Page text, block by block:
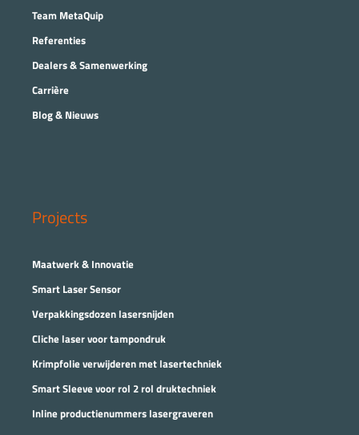
Team MetaQuip
Referenties
Dealers & Samenwerking
Carrière
Blog & Nieuws
Projects
Maatwerk & Innovatie
Smart Laser Sensor
Verpakkingsdozen lasersnijden
Cliche laser voor tampondruk
Krimpfolie verwijderen met lasertechniek
Smart Sleeve voor rol 2 rol druktechniek
Inline productienummers lasergraveren